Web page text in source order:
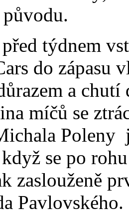
původu.
týdnem
do zápasu
a
míčů se
Poleny
se po
zaslouženě
Pavlovského.